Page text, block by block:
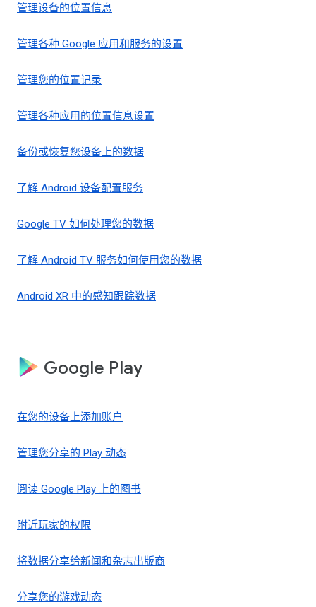
管理设备的位置信息
管理各种 Google 应用和服务的设置
管理您的位置记录
管理各种应用的位置信息设置
备份或恢复您设备上的数据
了解 Android 设备配置服务
Google TV 如何处理您的数据
了解 Android TV 服务如何使用您的数据
Android XR 中的感知跟踪数据
Google Play
在您的设备上添加账户
管理您分享的 Play 动态
阅读 Google Play 上的图书
附近玩家的权限
将数据分享给新闻和杂志出版商
分享您的游戏动态